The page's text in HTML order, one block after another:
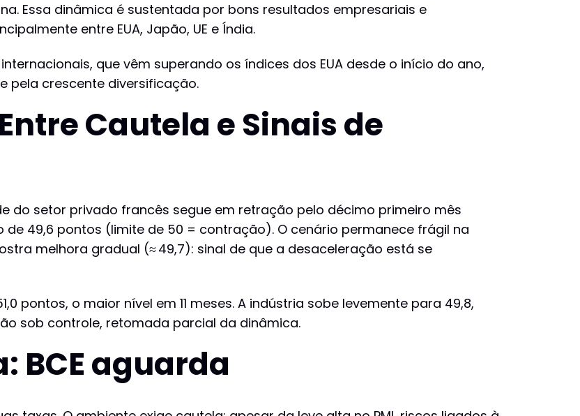
Essa dinâmica é sustentada por bons resultados empresariais e
entre EUA, Japão, UE e Índia.
que vêm superando os índices dos EUA desde o início do ano,
pela crescente diversificação.
Cautela e Sinais de
do setor privado francês segue em retração pelo décimo primeiro mês
49,6 pontos (limite de 50 = contração). O cenário permanece frágil na
melhora gradual (≈ 49,7): sinal de que a desaceleração está se
pontos, o maior nível em 11 meses. A indústria sobe levemente para 49,8,
sob controle, retomada parcial da dinâmica.
BCE aguarda